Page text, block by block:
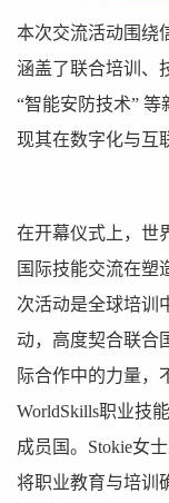
本次交流活动围绕
涵盖了联合培训、
“智能安防技术”
现其在数字化与互
在开幕仪式上，世
国际技能交流在塑
次活动是全球培训
动，高度契合联合
际合作中的力量，
WorldSkills职业技
成员国。Stokie女
将职业教育与培训